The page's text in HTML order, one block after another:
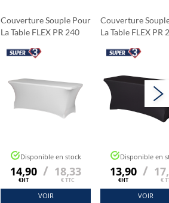
Couverture Souple Pour
La Table FLEX PR 240
Disponible en stock
14,90
€HT
/ 18,33
€ TTC
VOIR
Couverture
La Table FLEX PR
Disponible en
13,90
€HT
/
€
VOIR